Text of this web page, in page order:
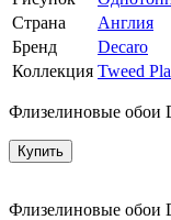
Страна
Англия
Бренд
Decaro
Коллекция Tweed
Флизелиновые обои
Купить
Флизелиновые обои